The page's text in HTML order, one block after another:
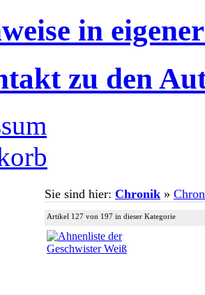
in
zu den
Sie sind hier: Chronik »
Artikel 127 von 197 in dieser Kategorie